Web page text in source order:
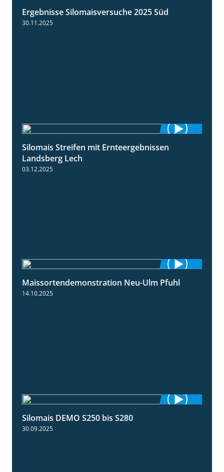
Ergebnisse Silomaisversuche 2025 Süd
30.11.2025
11:01
Silomais Streifen mit Ernteergebnissen
Landsberg Lech
03.12.2025
7:10
Maissortendemonstration Neu-Ulm Pfuhl
14.10.2025
Silomais DEMO S250 bis S280
30.09.2025